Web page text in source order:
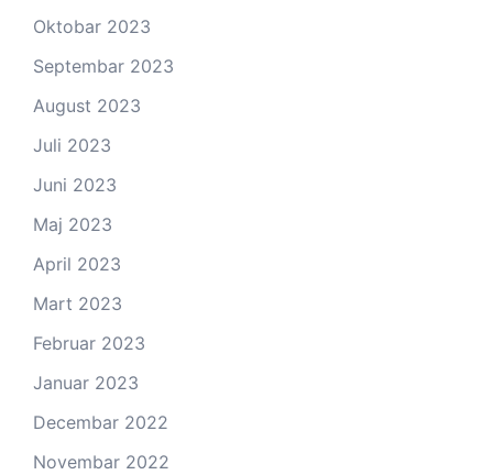
Oktobar 2023
Septembar 2023
August 2023
Juli 2023
Juni 2023
Maj 2023
April 2023
Mart 2023
Februar 2023
Januar 2023
Decembar 2022
Novembar 2022